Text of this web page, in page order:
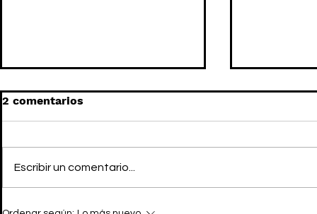
2 comentarios
Escribir un comentario...